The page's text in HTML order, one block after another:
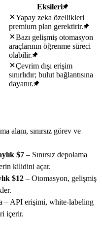
Eksileri
Yapay zeka özellikleri
premium plan gerektirir.
Bazı gelişmiş otomasyon
araçlarının öğrenme süreci
olabilir.
Çevrim dışı erişim
sınırlıdır; bulut bağlantısına
dayanır.
alanı, sınırsız görev ve
$7 – Sınırsız depolama
kilidini açar.
$12 – Otomasyon, gelişmiş
– API erişimi, white-labeling
içerir.